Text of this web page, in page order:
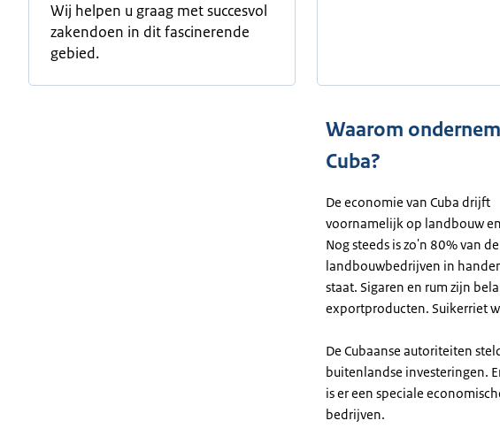
Wij helpen u graag met succesvol
zakendoen in dit fascinerende
gebied.
Waarom
Cuba?
De economie van Cuba drijft
voornamelijk op landbouw
Nog steeds is zo'n 80% van
landbouwbedrijven in
staat. Sigaren en rum zijn
exportproducten. Suikerriet
De Cubaanse autoriteiten
buitenlandse investeringen.
is er een speciale
bedrijven.